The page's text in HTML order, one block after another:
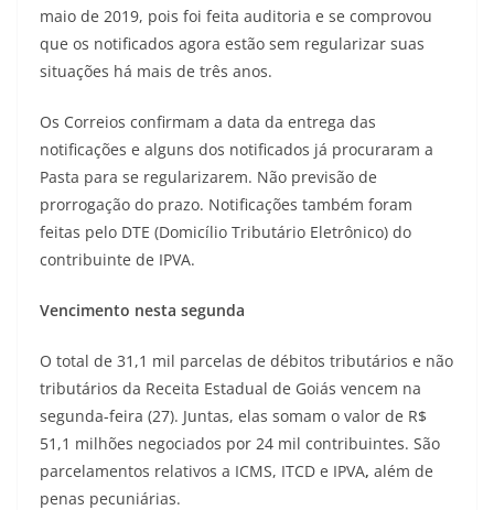
maio de 2019, pois foi feita auditoria e se comprovou
que os notificados agora estão sem regularizar suas
situações há mais de três anos.
Os Correios confirmam a data da entrega das
notificações e alguns dos notificados já procuraram a
Pasta para se regularizarem. Não previsão de
prorrogação do prazo. Notificações também foram
feitas pelo DTE (Domicílio Tributário Eletrônico) do
contribuinte de IPVA.
Vencimento nesta segunda
O total de 31,1 mil parcelas de débitos tributários e não
tributários da Receita Estadual de Goiás vencem na
segunda-feira (27). Juntas, elas somam o valor de R$
51,1 milhões negociados por 24 mil contribuintes. São
parcelamentos relativos a ICMS, ITCD e IPVA, além de
penas pecuniárias.